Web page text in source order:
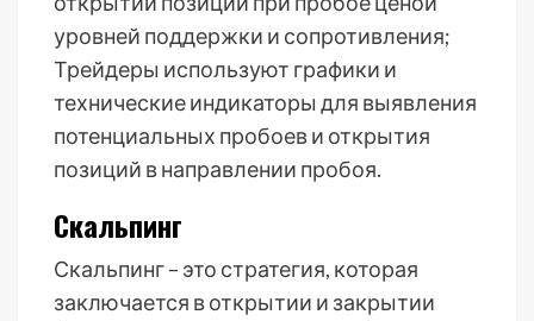
уровней поддержки и сопротивления;
Трейдеры используют графики и
технические индикаторы для выявления
потенциальных пробоев и открытия
позиций в направлении пробоя.
Скальпинг
Скальпинг – это стратегия, которая
заключается в открытии и закрытии